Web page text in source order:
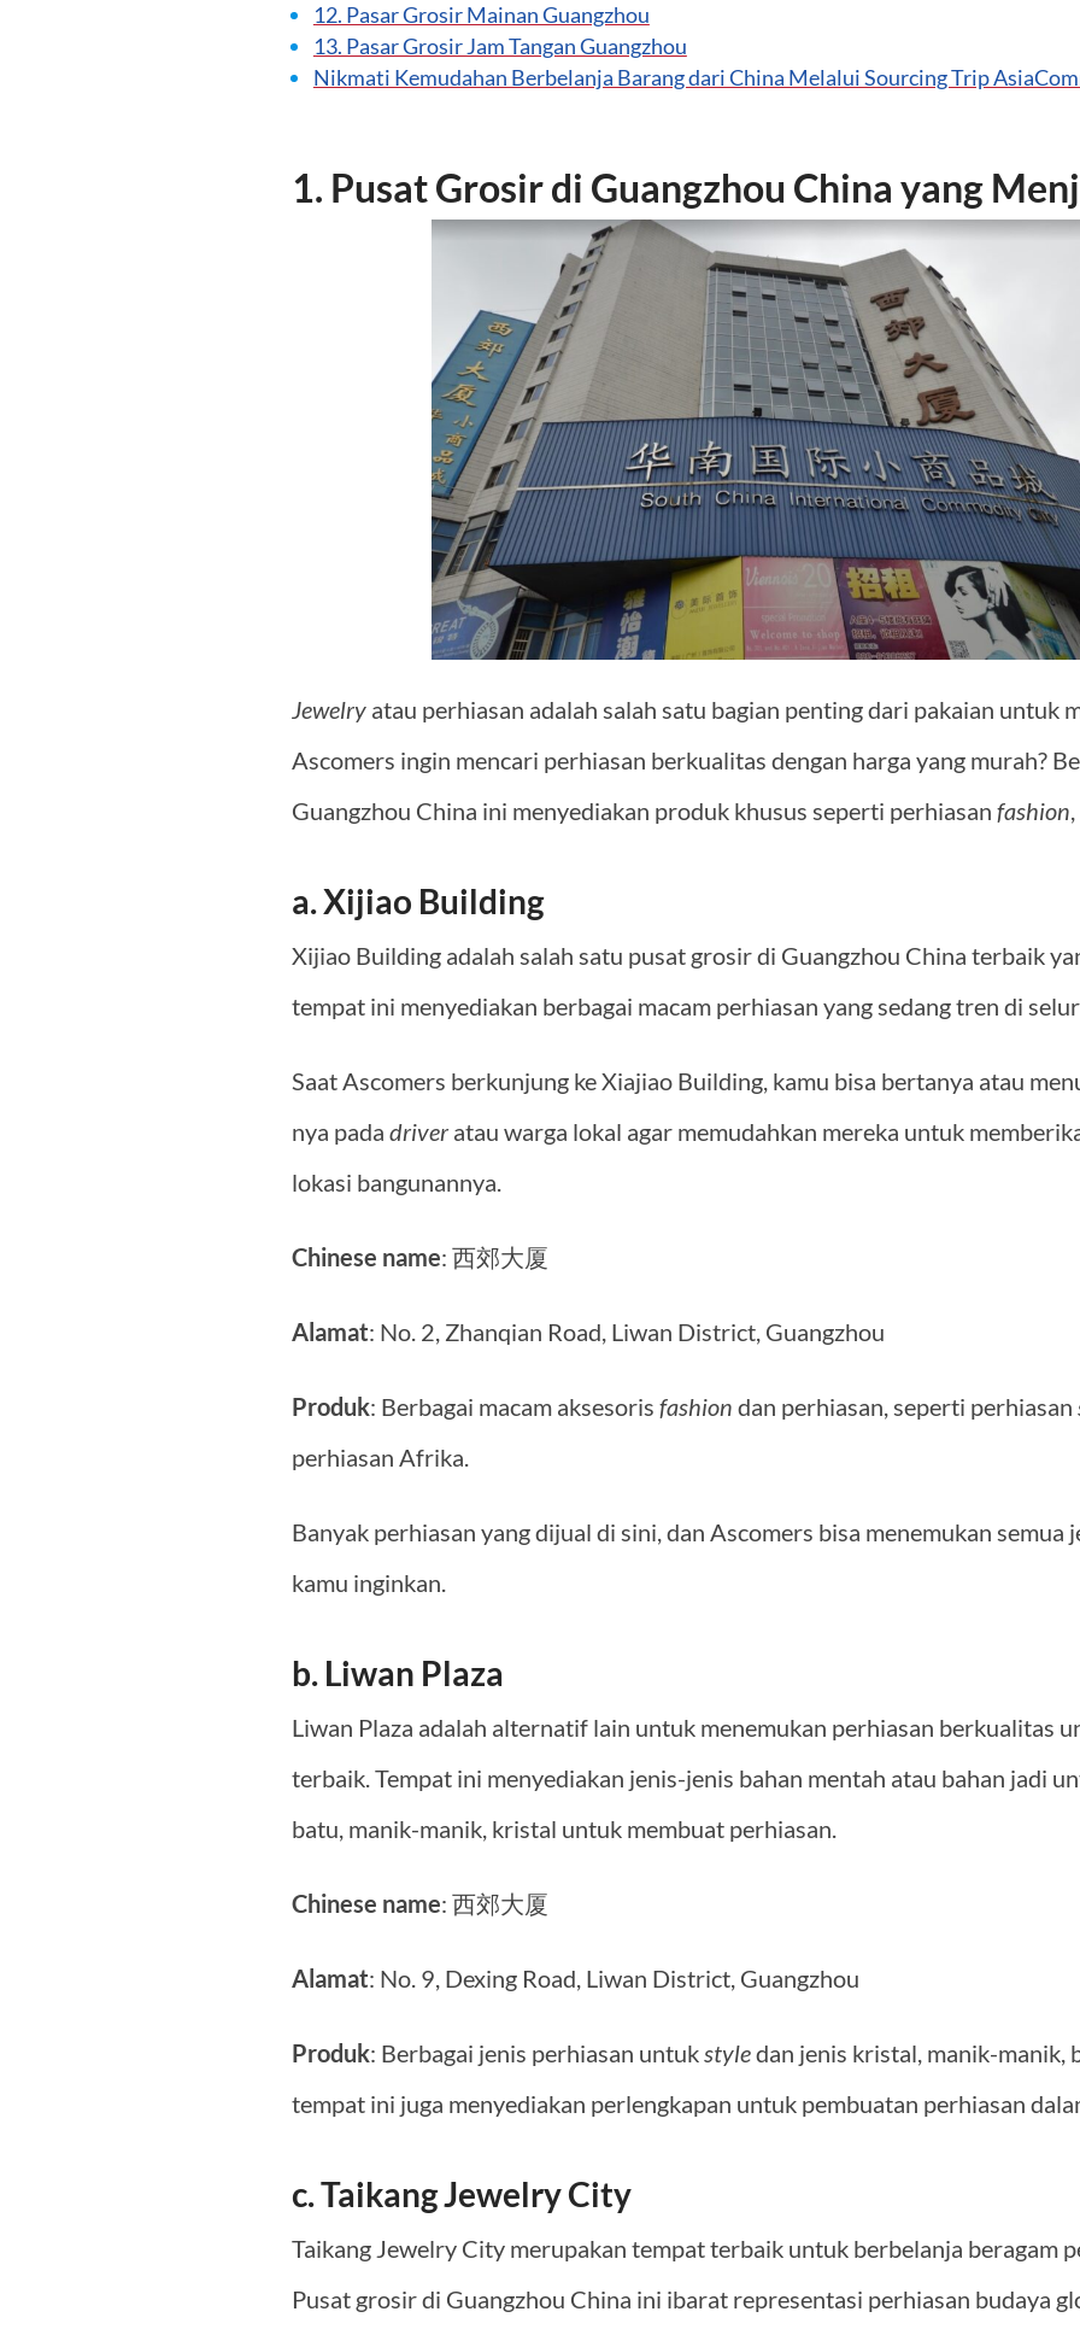
12. Pasar Grosir Mainan Guangzhou
13. Pasar Grosir Jam Tangan Guangzhou
Nikmati Kemudahan Berbelanja Barang dari China Melalui Sourcing Trip
1. Pusat Grosir di Guangzhou China yang
Jewelry atau perhiasan adalah salah satu bagian penting dari pakaian untuk
Ascomers ingin mencari perhiasan berkualitas dengan harga yang murah?
Guangzhou China ini menyediakan produk khusus seperti perhiasan fashion
a. Xijiao Building
Xijiao Building adalah salah satu pusat grosir di Guangzhou China terbaik
tempat ini menyediakan berbagai macam perhiasan yang sedang tren di
Saat Ascomers berkunjung ke Xiajiao Building, kamu bisa bertanya atau
nya pada driveratau warga lokal agar memudahkan mereka untuk
lokasi bangunannya.
Chinese name: 西郊大厦
Alamat: No. 2, Zhanqian Road, Liwan District, Guangzhou
Produk: Berbagai macam aksesoris fashion dan perhiasan, seperti perhiasan
perhiasan Afrika.
Banyak perhiasan yang dijual di sini, dan Ascomers bisa menemukan semua
kamu inginkan.
b. Liwan Plaza
Liwan Plaza adalah alternatif lain untuk menemukan perhiasan berkualitas
terbaik. Tempat ini menyediakan jenis-jenis bahan mentah atau bahan jadi
batu, manik-manik, kristal untuk membuat perhiasan.
Chinese name: 西郊大厦
Alamat: No. 9, Dexing Road, Liwan District, Guangzhou
Produk: Berbagai jenis perhiasan untukstyledan jenis kristal, manik-manik,
tempat ini juga menyediakan perlengkapan untuk pembuatan perhiasan
c. Taikang Jewelry City
Taikang Jewelry City merupakan tempat terbaik untuk berbelanja beragam
Pusat grosir di Guangzhou China ini ibarat representasi perhiasan budaya